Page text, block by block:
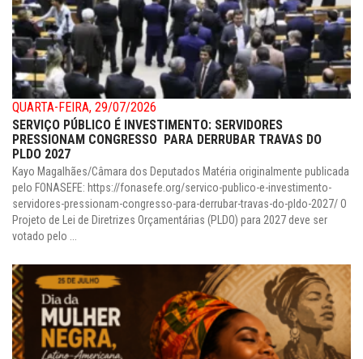
QUARTA-FEIRA, 29/07/2026
SERVIÇO PÚBLICO É INVESTIMENTO: SERVIDORES
PRESSIONAM CONGRESSO PARA DERRUBAR TRAVAS DO
PLDO 2027
Kayo Magalhães/Câmara dos Deputados Matéria originalmente publicada
pelo FONASEFE: https://fonasefe.org/servico-publico-e-investimento-
servidores-pressionam-congresso-para-derrubar-travas-do-pldo-2027/ O
Projeto de Lei de Diretrizes Orçamentárias (PLDO) para 2027 deve ser
votado pelo ...